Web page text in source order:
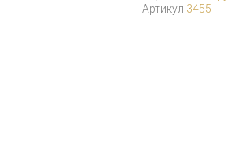
Артикул:3455